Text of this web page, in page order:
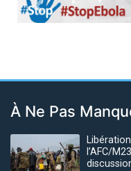
Previous
À Ne Pas
l’AFC/